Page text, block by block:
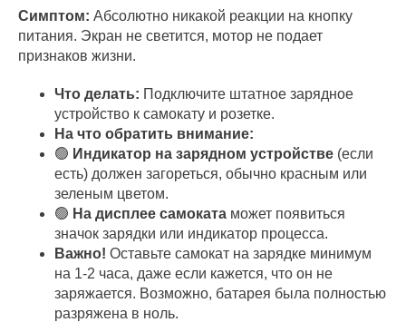
Симптом: Абсолютно никакой реакции на кнопку
питания. Экран не светится, мотор не подает
признаков жизни.
Что делать: Подключите штатное зарядное
устройство к самокату и розетке.
На что обратить внимание:
🟢 Индикатор на зарядном устройстве (если
есть) должен загореться, обычно красным или
зеленым цветом.
🟢 На дисплее самоката может появиться
значок зарядки или индикатор процесса.
Важно! Оставьте самокат на зарядке минимум
на 1-2 часа, даже если кажется, что он не
заряжается. Возможно, батарея была полностью
разряжена в ноль.